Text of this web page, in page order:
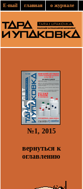
E-mail главная о журнале
№1, 2015
вернуться к
оглавлению